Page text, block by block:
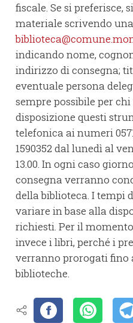
fiscale. Se si preferisce,
materiale scrivendo
indicando nome,
indirizzo di consegna;
eventuale persona
sempre possibile per chi
disposizione questi
telefonica ai numeri
1590352 dal lunedì al
13.00. In ogni caso
consegna verranno
della biblioteca. I tempi
variare in base alla
richiesti. Per il
invece i libri, perché i
verranno prorogati fino
biblioteche.